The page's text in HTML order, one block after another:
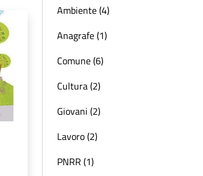
Ambiente (4)
Anagrafe (1)
Comune (6)
Cultura (2)
Giovani (2)
Lavoro (2)
PNRR (1)